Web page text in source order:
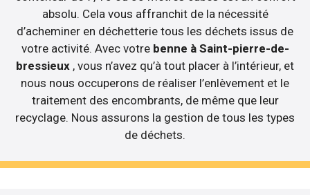
absolu. Cela vous affranchit de la nécessité
d’acheminer en déchetterie tous les déchets issus de
votre activité. Avec votre benne à Saint-pierre-de-
bressieux , vous n’avez qu’à tout placer à l’intérieur, et
nous nous occuperons de réaliser l’enlèvement et le
traitement des encombrants, de même que leur
recyclage. Nous assurons la gestion de tous les types
de déchets.